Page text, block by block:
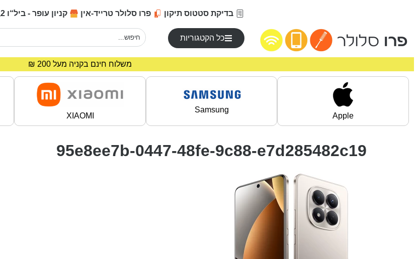
בדיקת סטטוס תיקון פרו סלולר טרייד-אין קניון עופר - ביל“ו 2, רחובות
כל הקטגוריות
משלוח חינם בקניה מעל 200 ₪
מחירים מיוחדים לרוכשים באתר!
Apple
Samsung
XIAOMI
95e8ee7b-0447-48fe-9c88-e7d285482c19